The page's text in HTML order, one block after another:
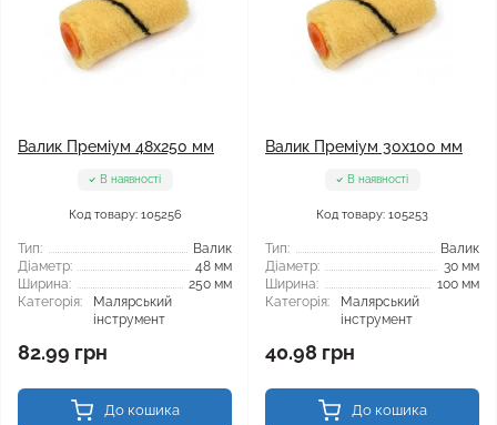
Валик Преміум 48x250 мм
В наявності
Код товару: 105256
Тип:
Валик
Діаметр:
48 мм
Ширина:
250 мм
Категорія:
Малярський
інструмент
82.99 грн
До кошика
Валик Преміум 30x100 мм
В наявності
Код товару: 105253
Тип:
Валик
Діаметр:
30 мм
Ширина:
100 мм
Категорія:
Малярський
інструмент
40.98 грн
До кошика